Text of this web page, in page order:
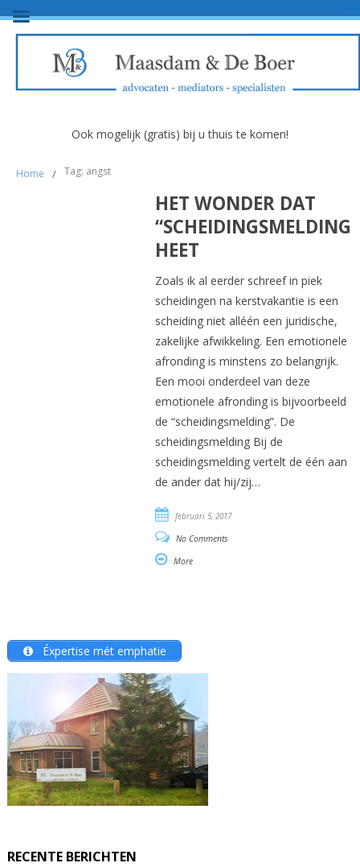
Ook mogelijk (gratis) bij u thuis te komen!
Home / Tag: angst
HET WONDER DAT
“SCHEIDINGSMELDING”
HEET
Zoals ik al eerder schreef in piek
scheidingen na kerstvakantie is een
scheiding niet alléén een juridische,
zakelijke afwikkeling. Een emotionele
afronding is minstens zo belangrijk.
Een mooi onderdeel van deze
emotionele afronding is bijvoorbeeld
de “scheidingsmelding”. De
scheidingsmelding Bij de
scheidingsmelding vertelt de één aan
de ander dat hij/zij…
februari 5, 2017
No Comments
More
Éxpertise mét emphatie
RECENTE BERICHTEN